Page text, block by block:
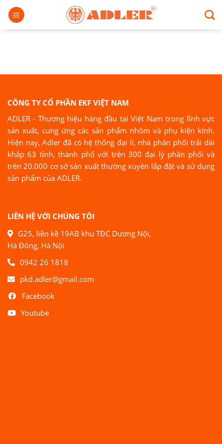
Chuyển
đến
nội
CÔNG TY CỔ PHẦN EKF VIỆT NAM
ADLER - Thương hiệu hàng đầu tại Việt Nam trong lĩnh vực
sản xuất, cung ứng các sản phẩm nhôm và phụ kiện kính.
Hiện nay, Adler đã có hệ thống đại lí, nhà phân phối trải dài
khắp 63 tỉnh, thành phố với trên 300 đại lý phân phối và
trên 20.000 cơ sở sản xuất thường xuyên lắp đặt và sử dụng
sản phẩm của ADLER.
LIÊN HỆ VỚI CHÚNG TÔI
G25, liền kề 19AB khu TĐC Dương Nội,
Hà Đông, Hà Nội
0942 26 1818
pkd.adler@gmail.com
Facebook
Youtube